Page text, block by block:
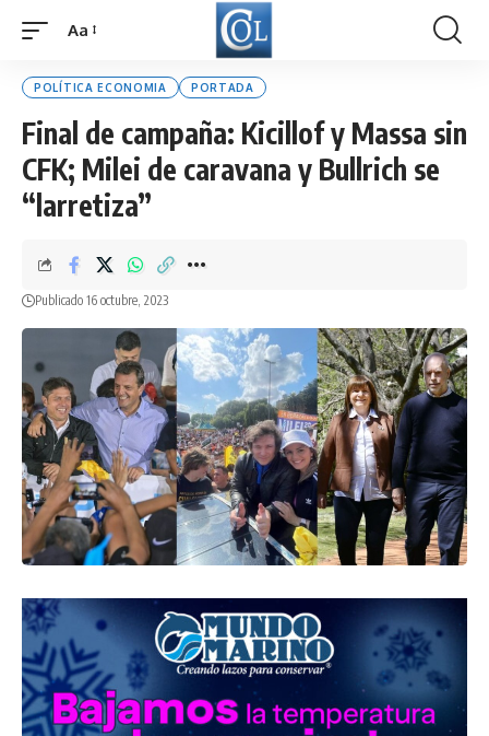
Font
Aa
POLÍTICA ECONOMIA PORTADA
Final de campaña: Kicillof y Massa sin
CFK; Milei de caravana y Bullrich se
“larretiza”
Publicado 16 octubre, 2023